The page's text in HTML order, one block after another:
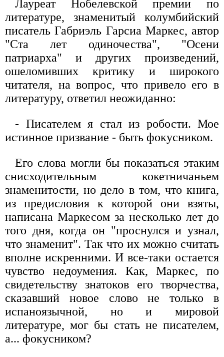
Лауреат Нобелевской премии по
литературе, знаменитый колумбийский
писатель Габриэль Гарсиа Маркес, автор
"Ста лет одиночества", "Осени
патриарха" и других произведений,
ошеломивших критику и широкого
читателя, на вопрос, что привело его в
литературу, ответил неожиданно:
- Писателем я стал из робости. Мое
истинное призвание - быть фокусником.
Его слова могли бы показаться этаким
снисходительным кокетничаньем
знаменитости, но дело в том, что книга,
из предисловия к которой они взяты,
написана Маркесом за несколько лет до
того дня, когда он "проснулся и узнал,
что знаменит". Так что их можно считать
вполне искренними. И все-таки остается
чувство недоумения. Как, Маркес, по
свидетельству знатоков его творчества,
сказавший новое слово не только в
испаноязычной, но и мировой
литературе, мог бы стать не писателем,
а... фокусником?